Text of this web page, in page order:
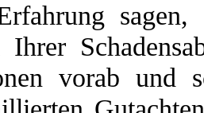
sagen,
vorab und